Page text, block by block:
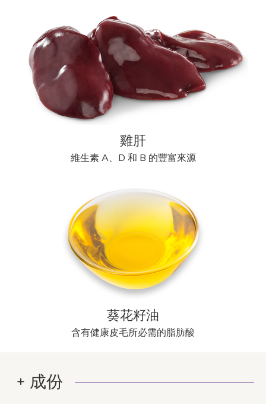
雞肝
維生素 A、D 和 B 的豐富來源
葵花籽油
含有健康皮毛所必需的脂肪酸
成份